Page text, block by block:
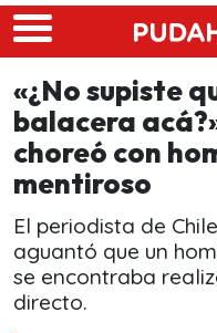
Skip to main content
«¿No supiste
balacera
choreó con
mentiroso
El periodista de
aguantó que un
se encontraba
directo.